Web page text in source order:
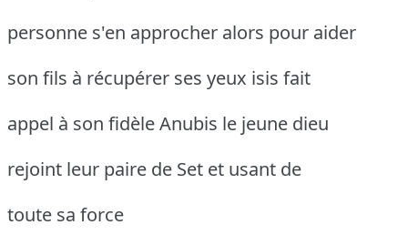
personne s'en approcher alors pour aider
son fils à récupérer ses yeux isis fait
appel à son fidèle Anubis le jeune dieu
rejoint leur paire de Set et usant de
toute sa force